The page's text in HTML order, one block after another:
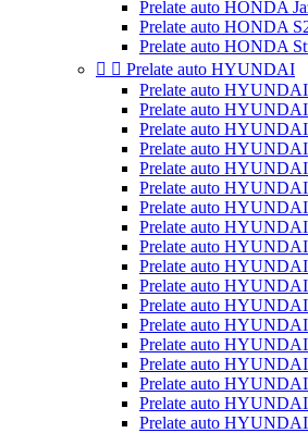
Prelate auto HONDA
Prelate auto HONDA
Prelate auto HONDA
  Prelate auto HYUNDAI
Prelate auto
Prelate auto
Prelate auto
Prelate auto
Prelate auto
Prelate auto HYUNDAI
Prelate auto
Prelate auto
Prelate auto
Prelate auto
Prelate auto
Prelate auto
Prelate auto
Prelate auto
Prelate auto
Prelate auto HYUNDAI
Prelate auto HYUNDAI
Prelate auto HYUNDAI